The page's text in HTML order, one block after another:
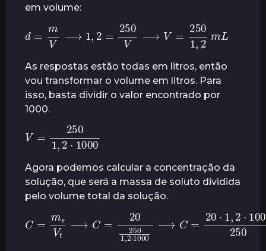
em volume:
m 1, 2= 250V⟶ =250 1,2m
As respostas estão todas em litros, então
vou transformar o volume em litros. Para
isso, basta dividir o valor encontrado por
1000.
V ,2⋅
Agora podemos calcular a concentração da
solução, que será a massa de soluto dividida
pelo volume total da solução.
C msV C= 250 1000⟶ C= 20 ⋅1 ,2⋅
g/